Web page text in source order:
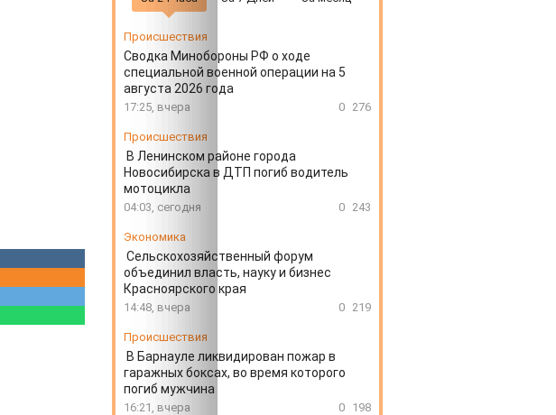
Происшествия
Сводка Минобороны РФ о ходе
специальной военной операции на 5
августа 2026 года
17:25, вчера 0 276
Происшествия
В Ленинском районе города
Новосибирска в ДТП погиб водитель
мотоцикла
04:03, сегодня 0 243
Экономика
Сельскохозяйственный форум
объединил власть, науку и бизнес
Красноярского края
14:48, вчера 0 219
Происшествия
В Барнауле ликвидирован пожар в
гаражных боксах, во время которого
погиб мужчина
16:21, вчера 0 198